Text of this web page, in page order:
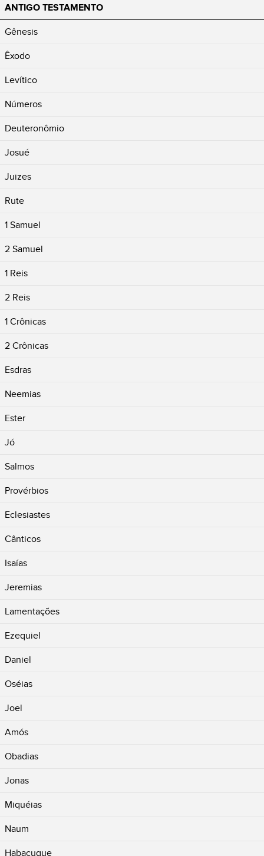
ANTIGO TESTAMENTO
Gênesis
Êxodo
Levítico
Números
Deuteronômio
Josué
Juizes
Rute
1 Samuel
2 Samuel
1 Reis
2 Reis
1 Crônicas
2 Crônicas
Esdras
Neemias
Ester
Jó
Salmos
Provérbios
Eclesiastes
Cânticos
Isaías
Jeremias
Lamentações
Ezequiel
Daniel
Oséias
Joel
Amós
Obadias
Jonas
Miquéias
Naum
Habacuque